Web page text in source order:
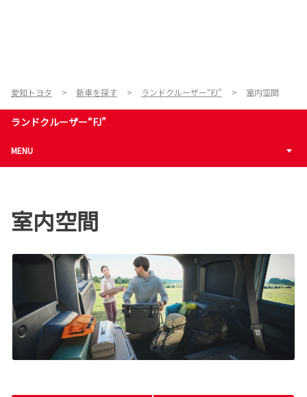
愛知トヨタ 新車を探す ランドクルーザー“FJ” 室内空間
ランドクルーザー“FJ”
MENU
室内空間